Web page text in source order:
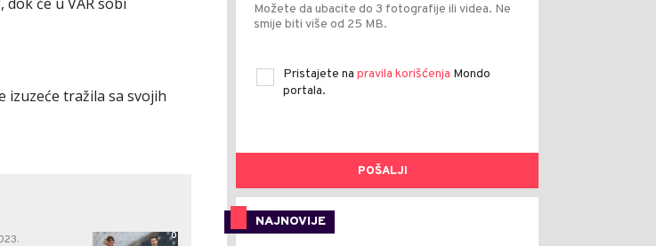
izuzeće tražila sa svojih
0
Možete da ubacite do 3 fotografije ili videa. Ne
smije biti više od 25 MB.
Pristajete na pravila korišćenja Mondo
portala.
POŠALJI
NAJNOVIJE